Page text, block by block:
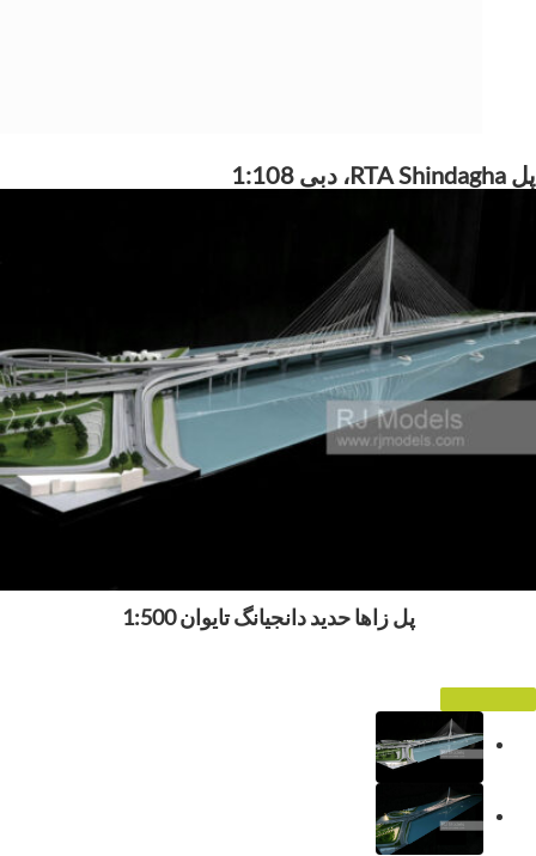
پل RTA Shindagha، دبی 1:108
پل زاها حدید دانجیانگ تایوان 1:500